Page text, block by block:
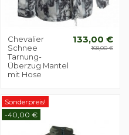
Chevalier
Schnee
Tarnung-
Überzug Mantel
mit Hose
133,00 €
168,00 €
Sonderpreis!
-40,00 €